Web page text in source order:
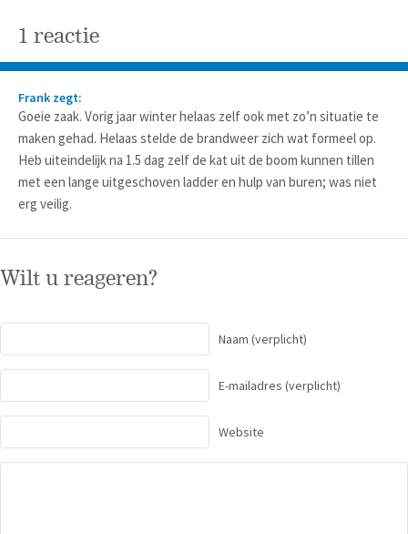
1 reactie
Frank zegt:
Goeie zaak. Vorig jaar winter helaas zelf ook met zo’n situatie te
maken gehad. Helaas stelde de brandweer zich wat formeel op.
Heb uiteindelijk na 1.5 dag zelf de kat uit de boom kunnen tillen
met een lange uitgeschoven ladder en hulp van buren; was niet
erg veilig.
Wilt u reageren?
Naam (verplicht)
E-mailadres (verplicht)
Website